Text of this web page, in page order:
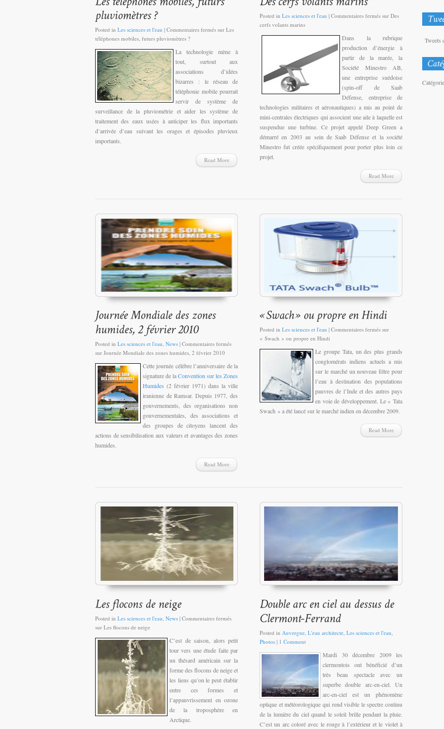
Posted in Les sciences et l'eau | Commentaires fermés sur Les
téléphones mobiles, futurs pluviomètres ?
La technologie mène à
tout, surtout aux
associations d’idées
bizarres : le réseau de
téléphonie mobile pourrait
servir de système de
surveillance de la pluviométrie et aider les système de
traitement des eaux usées à anticiper les flux importants
d’arrivée d’eau suivant les orages et épisodes pluvieux
importants.
Read More
Posted in Les sciences et l'eau | Commentaires fermés sur Des
cerfs volants marins
Dans la rubrique
production d’énergie à
partir de la marée, la
Société Minestro AB,
une entreprise suédoise
(spin-off de Saab
Défense, entreprise de
technologies militaires et aéronautiques) a mis au point de
mini-centrales électriques qui associent une aile à laquelle est
suspendue une turbine. Ce projet appelé Deep Green a
démarré en 2003 au sein de Saab Défense et la société
Minestro fut créée spécifiquement pour porter plus loin ce
projet.
Read More
Posted in Les sciences et l'eau, News | Commentaires fermés
sur Journée Mondiale des zones humides, 2 février 2010
Cette journée célèbre l’anniversaire de la
signature de laConvention sur les Zones
Humides (2 février 1971) dans la ville
iranienne de Ramsar. Depuis 1977, des
gouvernements, des organisations non
gouvernementales, des associations et
des groupes de citoyens lancent des
actions de sensibilisation aux valeurs et avantages des zones
humides.
Read More
Posted in Les sciences et l'eau | Commentaires fermés sur
« Swach » ou propre en Hindi
Le groupe Tata, un des plus grands
conglomérats indiens actuels a mis
sur le marché un nouveau filtre pour
l’eau à destination des populations
pauvres de l’Inde et des autres pays
en voie de développement. Le « Tata
Swach » a été lancé sur le marché indien en décembre 2009.
Read More
Posted in Les sciences et l'eau News | Commentaires fermés
sur Les flocons de neige
C’est de saison, alors petit
tour vers une étude faite par
un thésard américain sur la
forme des flocons de neige et
les liens qu’on le peut établir
entre ces formes et
l’appauvrissement en ozone
de la troposphère en
Arctique.
Posted in Auvergne L'eau architecte Les sciences et l'eau
Photos | 1 Comment
Mardi 30 décembre 2009 les
clermontois ont bénéficié d’un
très beau spectacle avec un
superbe double arc-en-ciel. Un
arc-en-ciel est un phénomène
optique et météorologique qui rend visible le spectre continu
de la lumière du ciel quand le soleil brille pendant la pluie.
C’est un arc coloré avec le rouge à l’extérieur et le violet à
Tweets